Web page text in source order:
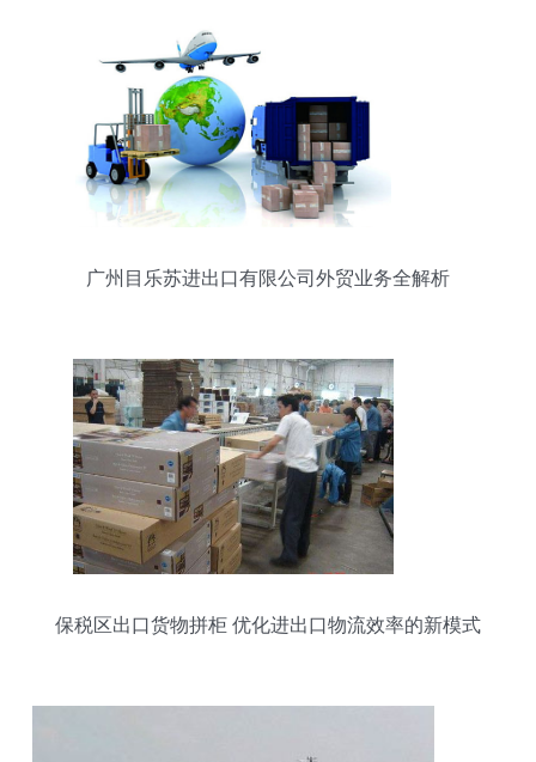
广州目乐苏进出口有限公司外贸业务全解析
保税区出口货物拼柜 优化进出口物流效率的新模式